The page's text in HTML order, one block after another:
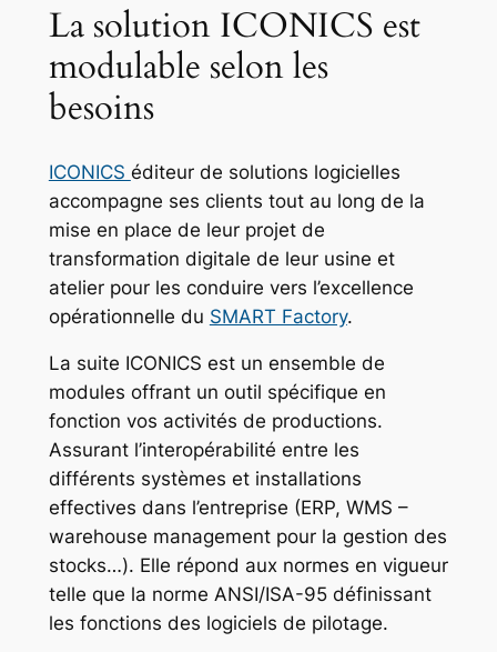
La solution ICONICS est
modulable selon les
besoins
ICONICS éditeur de solutions logicielles
accompagne ses clients tout au long de la
mise en place de leur projet de
transformation digitale de leur usine et
atelier pour les conduire vers l’excellence
opérationnelle du SMART Factory.
La suite ICONICS est un ensemble de
modules offrant un outil spécifique en
fonction vos activités de productions.
Assurant l’interopérabilité entre les
différents systèmes et installations
effectives dans l’entreprise (ERP, WMS –
warehouse management pour la gestion des
stocks…). Elle répond aux normes en vigueur
telle que la norme ANSI/ISA-95 définissant
les fonctions des logiciels de pilotage.